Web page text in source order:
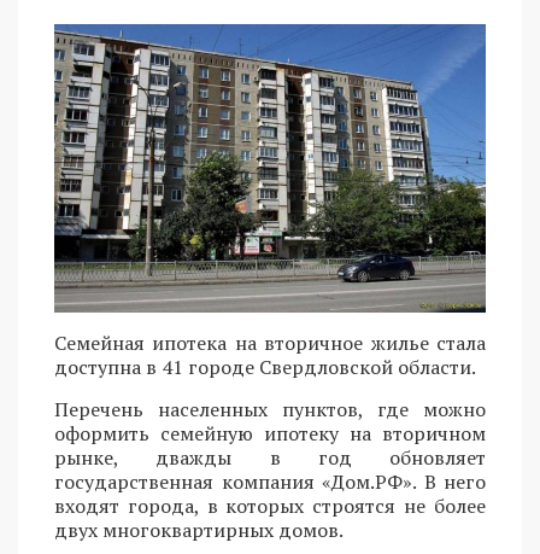
Семейная ипотека на вторичное жилье стала
доступна в 41 городе Свердловской области.
Перечень населенных пунктов, где можно
оформить семейную ипотеку на вторичном
рынке, дважды в год обновляет
государственная компания «Дом.РФ». В него
входят города, в которых строятся не более
двух многоквартирных домов.